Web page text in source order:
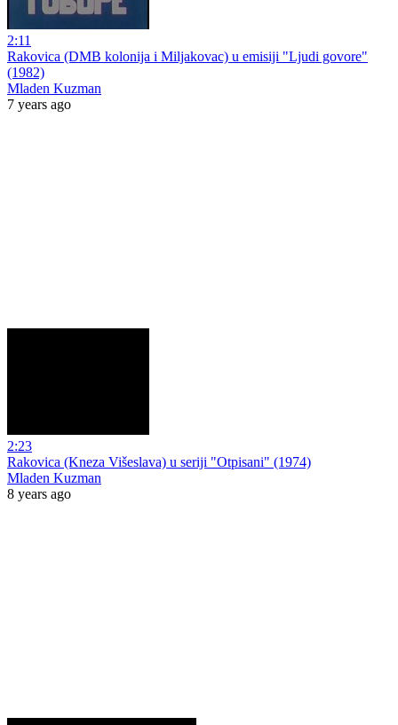
2:11
Rakovica (DMB kolonija i Miljakovac) u emisiji "Ljudi govore"
(1982)
Mladen Kuzman
7 years ago
2:23
Rakovica (Kneza Višeslava) u seriji "Otpisani" (1974)
Mladen Kuzman
8 years ago